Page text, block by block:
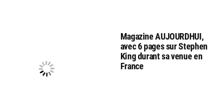
Magazine AUJOURDHUI,
avec 6 pages sur Stephen
King durant sa venue en
France